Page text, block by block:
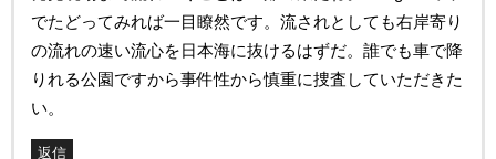
でたどってみれば一目瞭然です。流されとしても右岸寄り
の流れの速い流心を日本海に抜けるはずだ。誰でも車で降
りれる公園ですから事件性から慎重に捜査していただきた
い。
返信